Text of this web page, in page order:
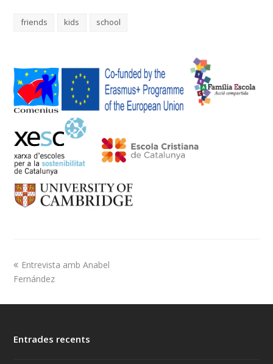
friends kids school
Entrevista amb Anabel
Fernández
Entrades recents